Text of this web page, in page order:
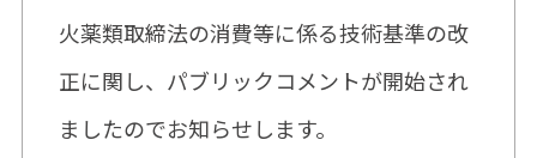
火薬類取締法の消費等に係る技術基準の改
正に関し、パブリックコメントが開始され
ましたのでお知らせします。